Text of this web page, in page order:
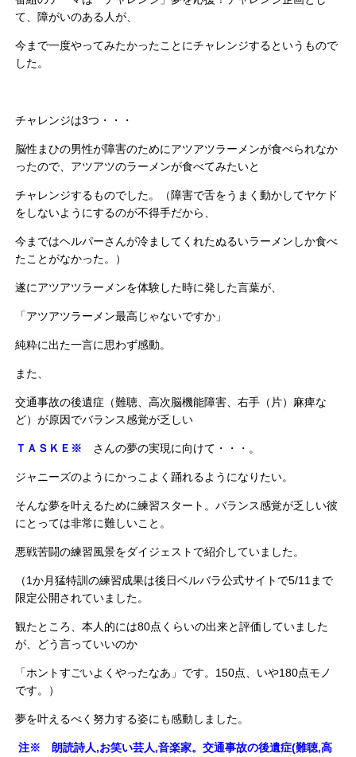
て、障がいのある人が、
今まで一度やってみたかったことにチャレンジするというもので
した。
チャレンジは3つ・・・
脳性まひの男性が障害のためにアツアツラーメンが食べられなか
ったので、アツアツのラーメンが食べてみたいと
チャレンジするものでした。（障害で舌をうまく動かしてヤケド
をしないようにするのが不得手だから、
今まではヘルパーさんが冷ましてくれたぬるいラーメンしか食べ
たことがなかった。）
遂にアツアツラーメンを体験した時に発した言葉が、
「アツアツラーメン最高じゃないですか」
純粋に出た一言に思わず感動。
また、
交通事故の後遺症（難聴、高次脳機能障害、右手（片）麻痺な
ど）が原因でバランス感覚が乏しい
ＴＡＳＫＥ※ さんの夢の実現に向けて・・・。
ジャニーズのようにかっこよく踊れるようになりたい。
そんな夢を叶えるために練習スタート。バランス感覚が乏しい彼
にとっては非常に難しいこと。
悪戦苦闘の練習風景をダイジェストで紹介していました。
（1か月猛特訓の練習成果は後日ベルバラ公式サイトで5/11まで
限定公開されていました。
観たところ、本人的には80点くらいの出来と評価していました
が、どう言っていいのか
「ホントすごいよくやったなあ」です。150点、いや180点モノ
です。）
夢を叶えるべく努力する姿にも感動しました。
注※ 朗読詩人,お笑い芸人,音楽家。交通事故の後遺症(難聴,高